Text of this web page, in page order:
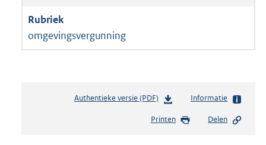
omgevingsvergunning
Authentieke versie (PDF)b
s
Informatie
Printen Delen